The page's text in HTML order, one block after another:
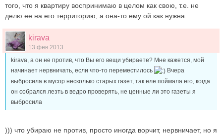
того, что я квартиру воспринимаю в целом как свою, т.е. не
делю ее на его территорию, а она-то ему ой как нужна.
kirava
13 фев 2013
kirava, а он не против, что Вы его вещи убираете? Мне кажется, мой
начинает нервничать, если что-то переместилось
Вчера
выбросила в мусор несколько старых газет, так еле поймала его, когда
он собрался лезть в ведро проверять, не ценные ли это газеты я
выбросила
))) что убираю не против, просто иногда ворчит, нервничает, но я